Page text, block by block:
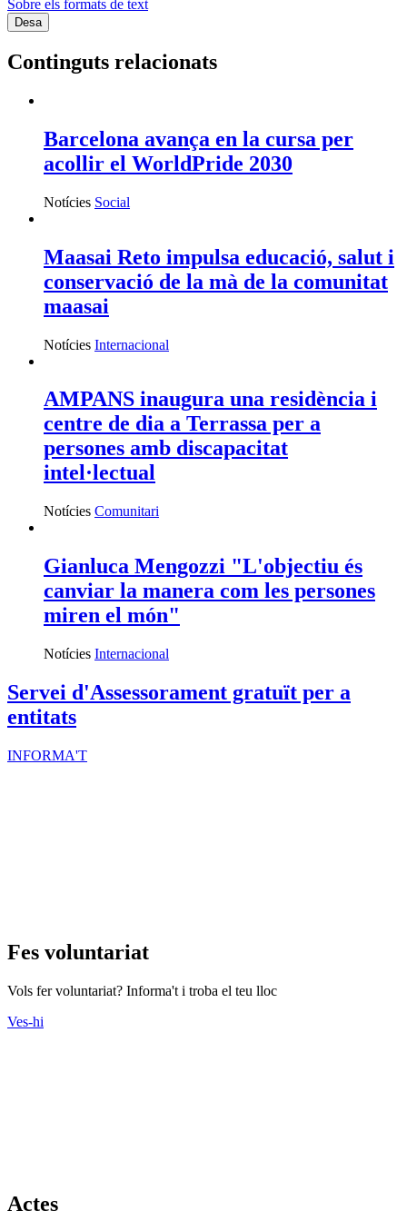
Sobre els formats de text
Continguts relacionats
Barcelona avança en la cursa per
acollir el WorldPride 2030
Notícies Social
Maasai Reto impulsa educació, salut i
conservació de la mà de la comunitat
maasai
Notícies Internacional
AMPANS inaugura una residència i
centre de dia a Terrassa per a
persones amb discapacitat
intel·lectual
Notícies Comunitari
Gianluca Mengozzi "L'objectiu és
canviar la manera com les persones
miren el món"
Notícies Internacional
Servei d'Assessorament gratuït per a
entitats
INFORMA'T
Fes voluntariat
Vols fer voluntariat? Informa't i troba el teu lloc
Ves-hi
Actes